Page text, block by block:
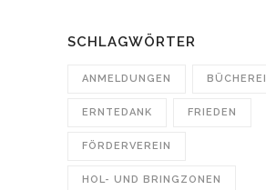
SCHLAGWÖRTER
ANMELDUNGEN BÜCHEREI
ERNTEDANK FRIEDEN
FÖRDERVEREIN
HOL- UND BRINGZONEN